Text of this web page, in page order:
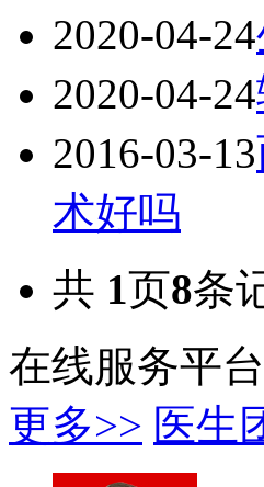
2020-04-24
2020-04-24
2016-03-13
术好吗
共 1页8条
在线服务平台
更多>> 医生